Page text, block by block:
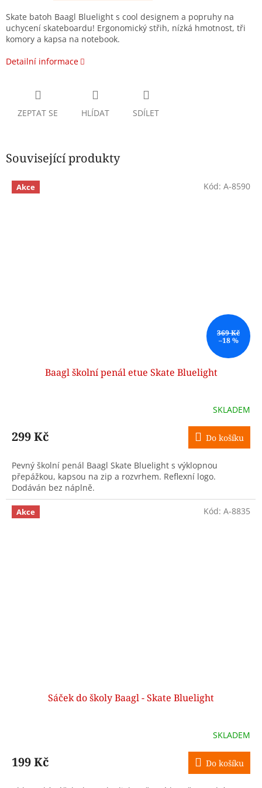
Skate batoh Baagl Bluelight s cool designem a popruhy na
uchycení skateboardu! Ergonomický střih, nízká hmotnost, tři
komory a kapsa na notebook.
Detailní informace
ZEPTAT SE HLÍDAT SDÍLET
Související produkty
Akce
369 Kč
–18 %
Baagl školní penál etue Skate Bluelight
SKLADEM
299 Kč Do košíku
Pevný školní penál Baagl Skate Bluelight s výklopnou
přepážkou, kapsou na zip a rozvrhem. Reflexní logo.
Dodáván bez náplně.
Kód: A-8590
Akce
Sáček do školy Baagl - Skate Bluelight
SKLADEM
199 Kč Do košíku
Kód: A-8835